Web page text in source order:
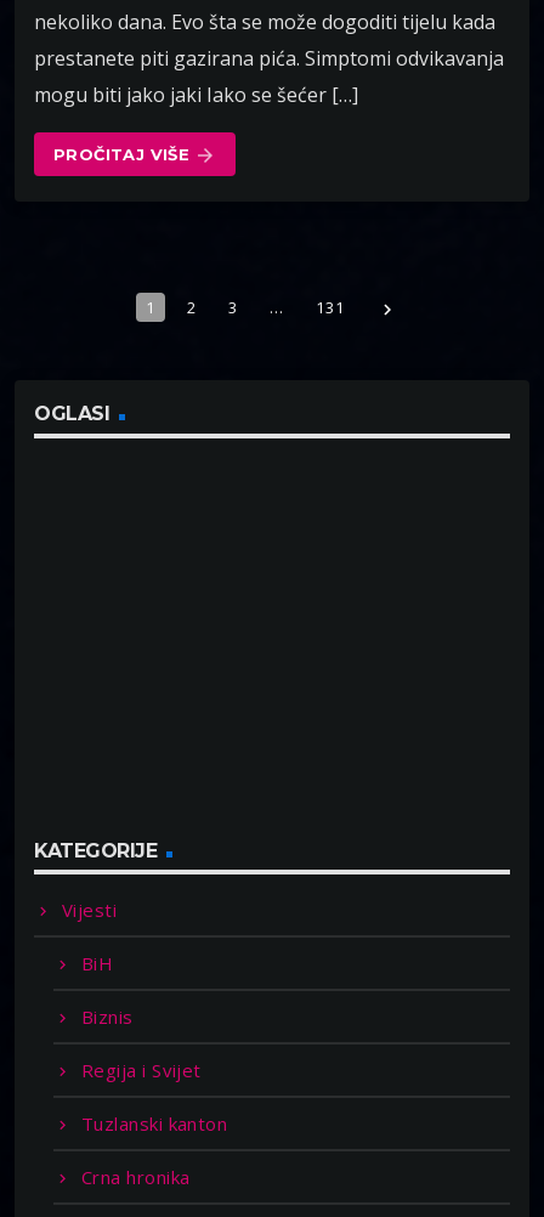
nekoliko dana. Evo šta se može dogoditi tijelu kada
prestanete piti gazirana pića. Simptomi odvikavanja
mogu biti jako jaki Iako se šećer […]
PROČITAJ VIŠE arrow_forward
1 2 3 … 131 navigate_next
OGLASI
KATEGORIJE
Vijesti
BiH
Biznis
Regija i Svijet
Tuzlanski kanton
Crna hronika